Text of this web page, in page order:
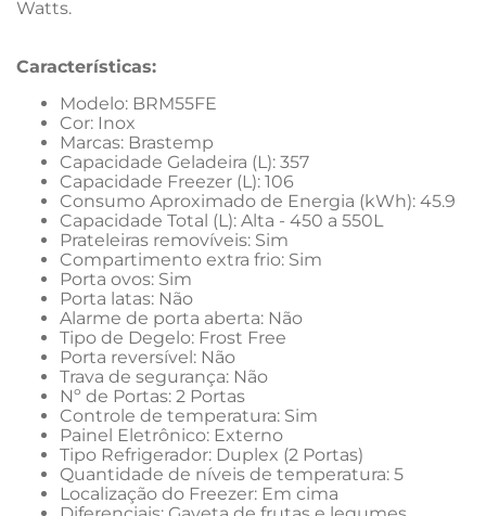
Watts.
Características:
Modelo: BRM55FE
Cor: Inox
Marcas: Brastemp
Capacidade Geladeira (L): 357
Capacidade Freezer (L): 106
Consumo Aproximado de Energia (kWh): 45.9
Capacidade Total (L): Alta - 450 a 550L
Prateleiras removíveis: Sim
Compartimento extra frio: Sim
Porta ovos: Sim
Porta latas: Não
Alarme de porta aberta: Não
Tipo de Degelo: Frost Free
Porta reversível: Não
Trava de segurança: Não
Nº de Portas: 2 Portas
Controle de temperatura: Sim
Painel Eletrônico: Externo
Tipo Refrigerador: Duplex (2 Portas)
Quantidade de níveis de temperatura: 5
Localização do Freezer: Em cima